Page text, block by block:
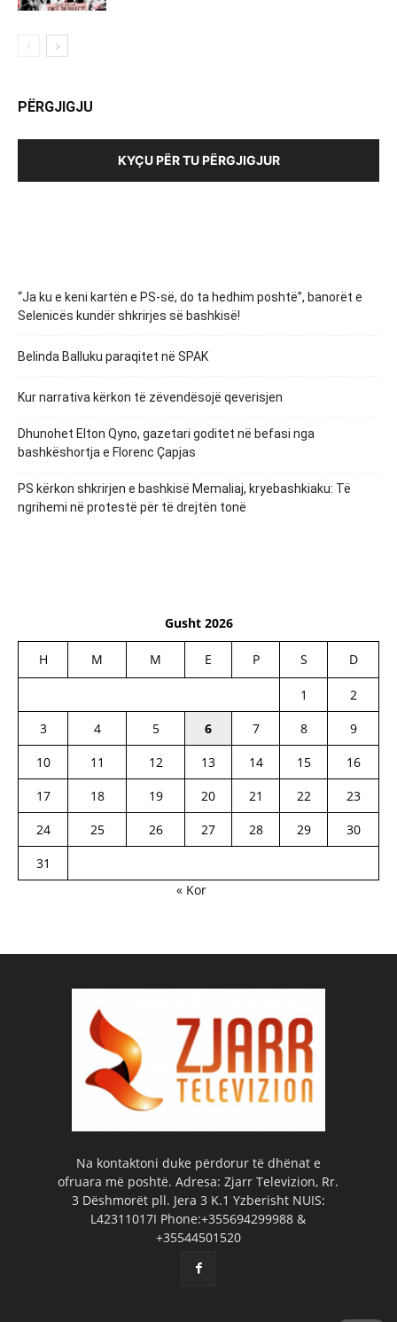
PËRGJIGJU
KYÇU PËR TU PËRGJIGJUR
“Ja ku e keni kartën e PS-së, do ta hedhim poshtë”, banorët e
Selenicës kundër shkrirjes së bashkisë!
Belinda Balluku paraqitet në SPAK
Kur narrativa kërkon të zëvendësojë qeverisjen
Dhunohet Elton Qyno, gazetari goditet në befasi nga
bashkëshortja e Florenc Çapjas
PS kërkon shkrirjen e bashkisë Memaliaj, kryebashkiaku: Të
ngrihemi në protestë për të drejtën tonë
Gusht 2026
H M M E P S D
1
2
3
4 5 6 7 8
9
10
11 12 13 14 15
16
17
18 19 20 21 22
23
24
25 26 27 28 29
30
31
« Kor
Na kontaktoni duke përdorur të dhënat e
ofruara më poshtë. Adresa: Zjarr Televizion, Rr.
3 Dëshmorët pll. Jera 3 K.1 Yzberisht NUIS:
L42311017I Phone:+355694299988 &
+35544501520